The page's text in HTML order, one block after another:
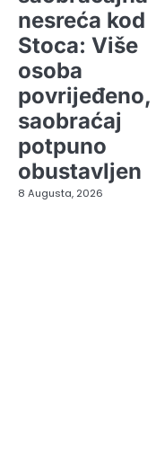
nesreća kod
Stoca: Više
osoba
povrijeđeno,
saobraćaj
potpuno
obustavljen
8 Augusta, 2026